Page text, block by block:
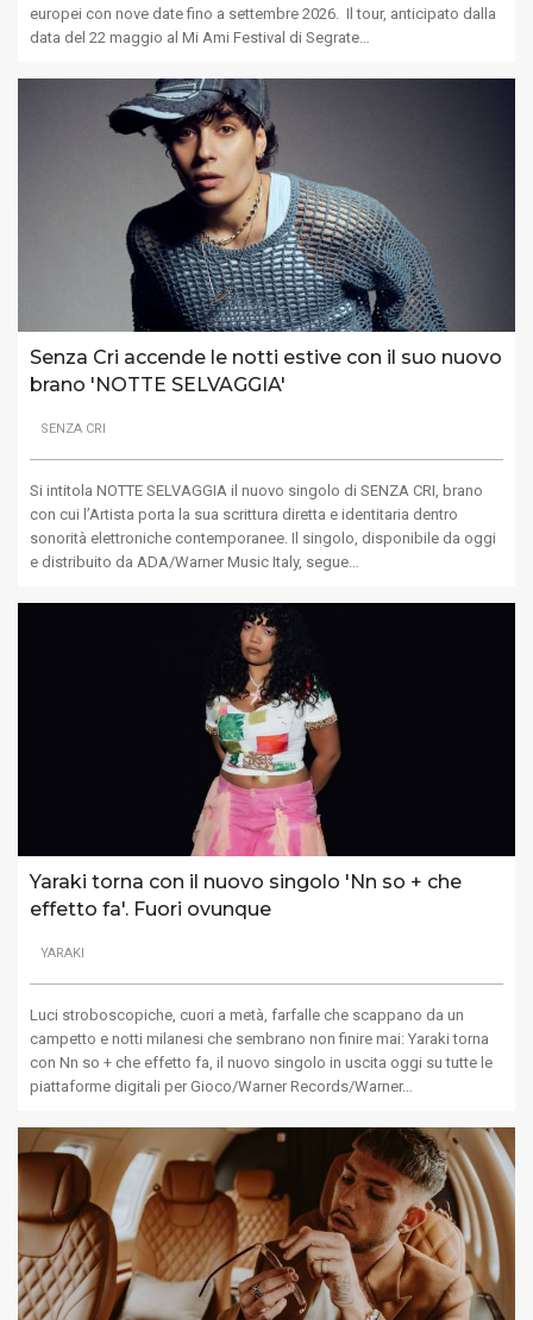
europei con nove date fino a settembre 2026. Il tour, anticipato dalla
data del 22 maggio al Mi Ami Festival di Segrate…
Senza Cri accende le notti estive con il suo nuovo
brano 'NOTTE SELVAGGIA'
SENZA CRI
Si intitola NOTTE SELVAGGIA il nuovo singolo di SENZA CRI, brano
con cui l’Artista porta la sua scrittura diretta e identitaria dentro
sonorità elettroniche contemporanee. Il singolo, disponibile da oggi
e distribuito da ADA/Warner Music Italy, segue…
Yaraki torna con il nuovo singolo 'Nn so + che
effetto fa'. Fuori ovunque
YARAKI
Luci stroboscopiche, cuori a metà, farfalle che scappano da un
campetto e notti milanesi che sembrano non finire mai: Yaraki torna
con Nn so + che effetto fa, il nuovo singolo in uscita oggi su tutte le
piattaforme digitali per Gioco/Warner Records/Warner…